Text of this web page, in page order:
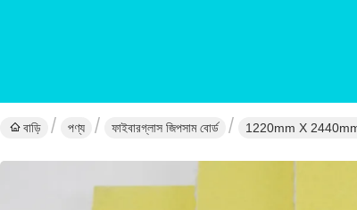
বাড়ি পণ্য ফাইবারগ্লাস জিপসাম বোর্ড 1220mm X 2440mm